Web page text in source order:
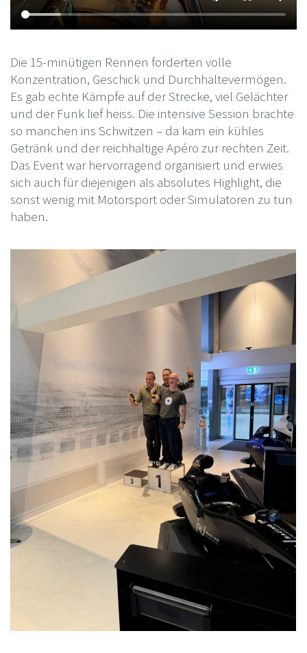
Die 15-minütigen Rennen forderten volle
Konzentration, Geschick und Durchhaltevermögen.
Es gab echte Kämpfe auf der Strecke, viel Gelächter
und der Funk lief heiss. Die intensive Session brachte
so manchen ins Schwitzen – da kam ein kühles
Getränk und der reichhaltige Apéro zur rechten Zeit.
Das Event war hervorragend organisiert und erwies
sich auch für diejenigen als absolutes Highlight, die
sonst wenig mit Motorsport oder Simulatoren zu tun
haben.